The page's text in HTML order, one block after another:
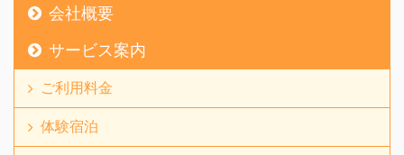
会社概要
サービス案内
ご利用料金
体験宿泊